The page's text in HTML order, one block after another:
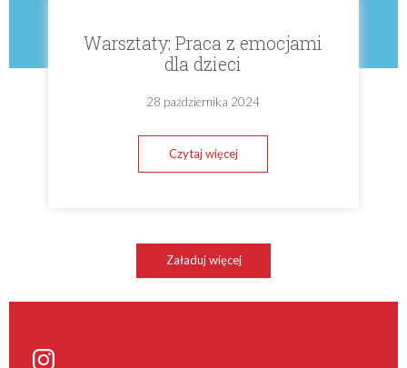
Warsztaty: Praca z emocjami
dla dzieci
28 października 2024
Czytaj więcej
Załaduj więcej